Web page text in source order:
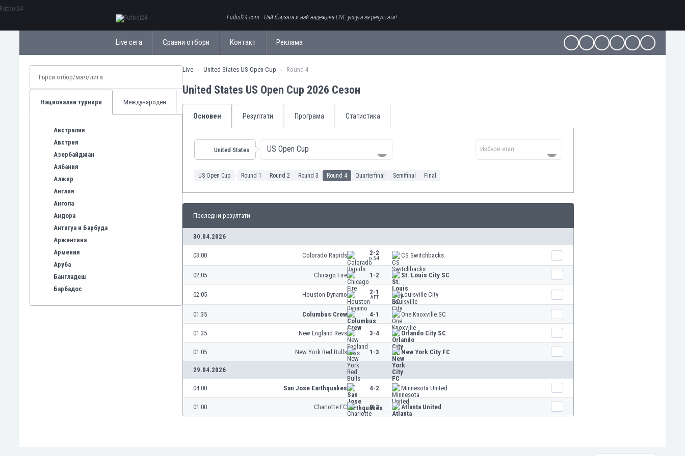
Futbol24.com - Най-бързата и най-надеждна LIVE услуга за резултати!
Live сега Сравни отбори Контакт Реклама
Национални турнири Международен
Австралия
Австрия
Азербайджан
Албания
Алжир
Англия
Ангола
Андора
Антигуа и Барбуда
Аржентина
Армения
Аруба
Бангладеш
Барбадос
Live United States US Open Cup Round 4
United States US Open Cup 2026 Сезон
Основен Резултати Програма Статистика
United States US Open Cup Избери етап
US Open Cup Round 1 Round 2 Round 3 Round 4 Quarterfinal Semifinal Final
Последни резултати
30.04.2026
03:00 Colorado Rapids 2-2
p.5-4 CS Switchbacks
02:05 Chicago Fire 1-2 St. Louis City SC
02:05 Houston Dynamo 2-1
AET Louisville City
01:35 Columbus Crew 4-1 One Knoxville SC
01:35 New England Revs 3-4 Orlando City SC
01:05 New York Red Bulls 1-3 New York City FC
29.04.2026
04:00 San Jose Earthquakes 4-2 Minnesota United
01:00 Charlotte FC 0-2 Atlanta United